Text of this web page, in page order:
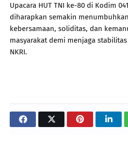
Upacara HUT TNI ke-80 di Kodim
diharapkan semakin
kebersamaan, soliditas, dan
masyarakat demi menjaga
NKRI.